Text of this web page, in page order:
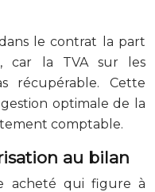
le contrat la part
car la TVA sur les
récupérable. Cette
optimale de la
comptable.
au bilan
acheté qui figure à